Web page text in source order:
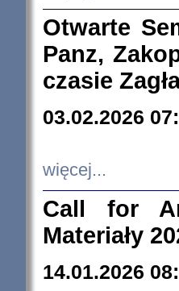
Otwarte
Panz,
czasie
03.02.2026
więcej...
Call for
Materiały
14.01.2026